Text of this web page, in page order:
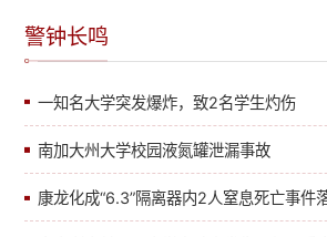
警钟长鸣
一知名大学突发爆炸，致2名学生灼伤
南加大州大学校园液氮罐泄漏事故
康龙化成“6.3”隔离器内2人窒息死亡事件落幕，官方发布调